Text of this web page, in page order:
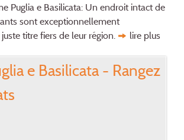
Puglia e Basilicata: Un endroit intact de
sont exceptionnellement
titre fiers de leur région.
lire plus
e Basilicata - Rangez